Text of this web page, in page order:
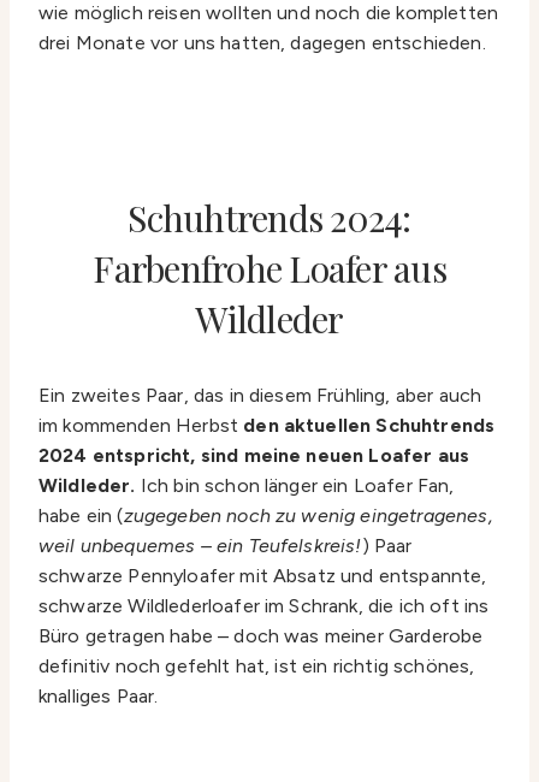
wie möglich reisen wollten und noch die kompletten
drei Monate vor uns hatten, dagegen entschieden.
Schuhtrends 2024:
Farbenfrohe Loafer aus
Wildleder
Ein zweites Paar, das in diesem Frühling, aber auch
im kommenden Herbst den aktuellen Schuhtrends
2024 entspricht, sind meine neuen Loafer aus
Wildleder. Ich bin schon länger ein Loafer Fan,
habe ein (zugegeben noch zu wenig eingetragenes,
weil unbequemes – ein Teufelskreis!) Paar
schwarze Pennyloafer mit Absatz und entspannte,
schwarze Wildlederloafer im Schrank, die ich oft ins
Büro getragen habe – doch was meiner Garderobe
definitiv noch gefehlt hat, ist ein richtig schönes,
knalliges Paar.